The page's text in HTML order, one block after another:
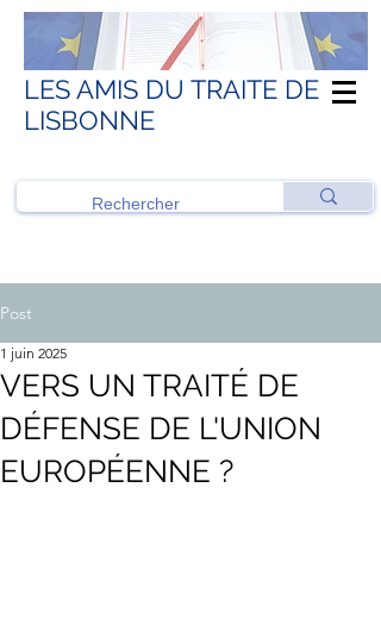
LES AMIS DU TRAITE DE
LISBONNE
Post
VERS UN TRAITÉ DE
DÉFENSE DE L'UNION
EUROPÉENNE ?
1 juin 2025